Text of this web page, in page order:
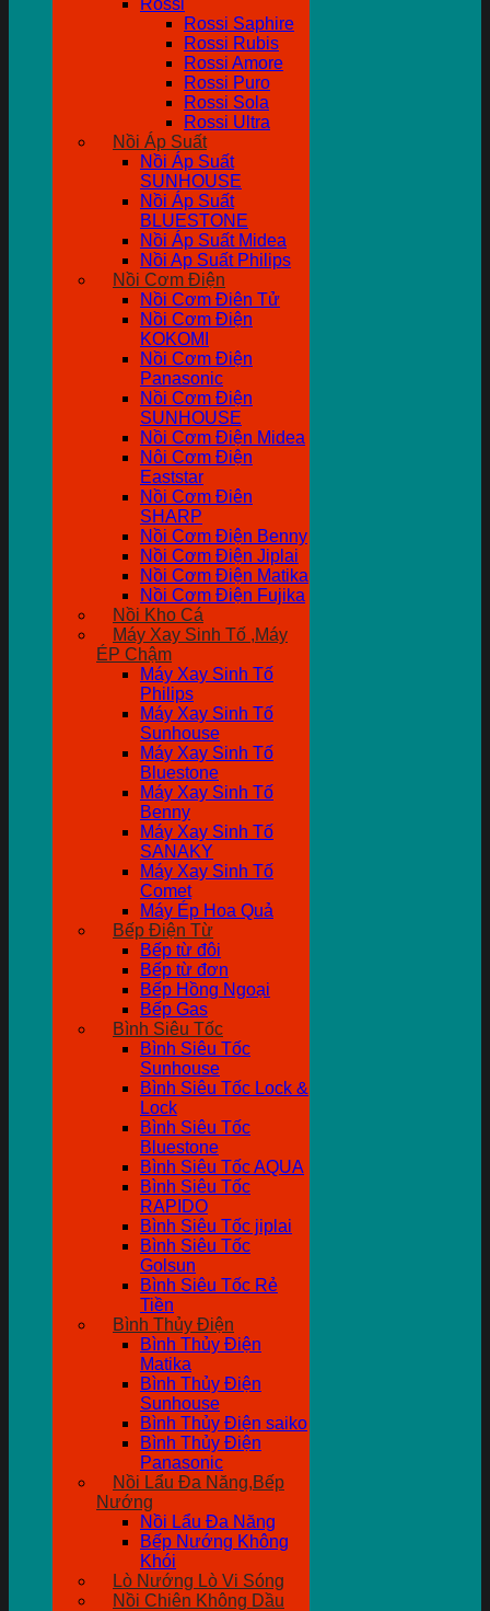
Rossi
Rossi Saphire
Rossi Rubis
Rossi Amore
Rossi Puro
Rossi Sola
Rossi Ultra
Nồi Áp Suất
Nồi Áp Suất
SUNHOUSE
Nồi Áp Suất
BLUESTONE
Nồi Áp Suất Midea
Nồi Ap Suất Philips
Nồi Cơm Điện
Nồi Cơm Điên Tử
Nồi Cơm Điện
KOKOMI
Nồi Cơm Điện
Panasonic
Nồi Cơm Điện
SUNHOUSE
Nồi Cơm Điện Midea
Nôi Cơm Điện
Eaststar
Nồi Cơm Điên
SHARP
Nồi Cơm Điện Benny
Nồi Cơm Điện Jiplai
Nồi Cơm Điện Matika
Nồi Cơm Điện Fujika
Nồi Kho Cá
Máy Xay Sinh Tố ,Máy
ÉP Chậm
Máy Xay Sinh Tố
Philips
Máy Xay Sinh Tố
Sunhouse
Máy Xay Sinh Tố
Bluestone
Máy Xay Sinh Tố
Benny
Máy Xay Sinh Tố
SANAKY
Máy Xay Sinh Tố
Comet
Máy Ép Hoa Quả
Bếp Điện Từ
Bếp từ đôi
Bếp từ đơn
Bếp Hồng Ngoại
Bếp Gas
Bình Siêu Tốc
Bình Siêu Tốc
Sunhouse
Bình Siêu Tốc Lock &
Lock
Bình Siêu Tốc
Bluestone
Bình Siêu Tốc AQUA
Bình Siêu Tốc
RAPIDO
Bình Siêu Tốc jiplai
Bình Siêu Tốc
Golsun
Bình Siêu Tốc Rẻ
Tiền
Bình Thủy Điện
Bình Thủy Điện
Matika
Bình Thủy Điện
Sunhouse
Bình Thủy Điện saiko
Bình Thủy Điện
Panasonic
Nồi Lẩu Đa Năng,Bếp
Nướng
Nồi Lẩu Đa Năng
Bếp Nướng Không
Khói
Lò Nướng Lò Vi Sóng
Nồi Chiên Không Dầu